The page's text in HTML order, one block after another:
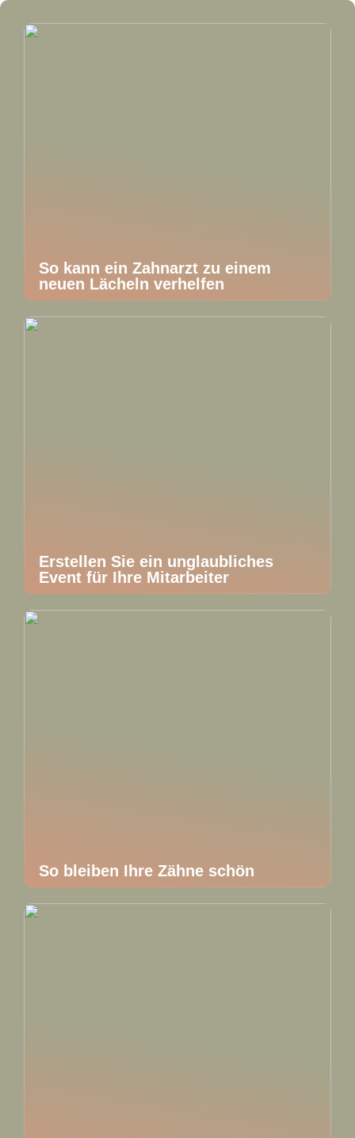
So kann ein Zahnarzt zu einem
neuen Lächeln verhelfen
Erstellen Sie ein unglaubliches
Event für Ihre Mitarbeiter
So bleiben Ihre Zähne schön